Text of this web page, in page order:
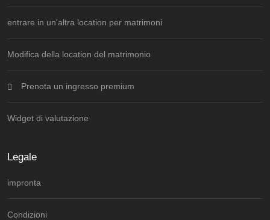
entrare in un'altra location per matrimoni
Modifica della location del matrimonio
Prenota un ingresso premium
Widget di valutazione
Legale
impronta
Condizioni